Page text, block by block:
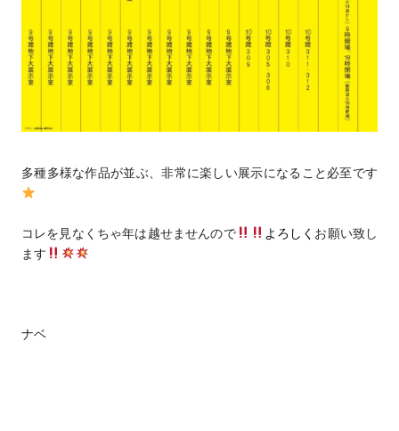
多種多様な作品が並ぶ、非常に楽しい展示になること必至です
コレを見なくちゃ年は越せませんので よろしく お願い致し
ます
ナベ